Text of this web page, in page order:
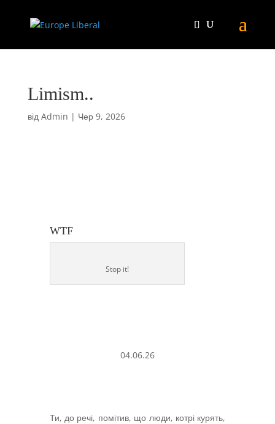
Limism..
від Admin | Чер 9, 2026
WTF
Stop it!
04.06.26
Ти, до речі, помітив, що люди, котрі курять,